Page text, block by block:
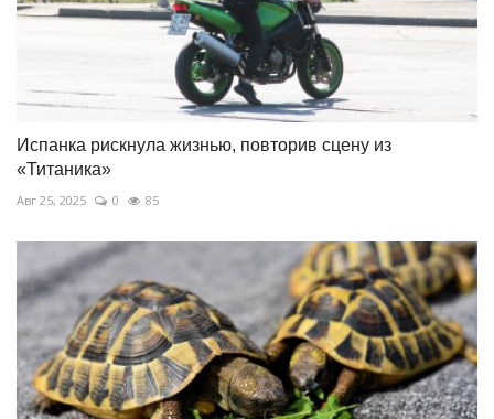
Испанка рискнула жизнью, повторив сцену из
«Титаника»
Авг 25, 2025 0 85